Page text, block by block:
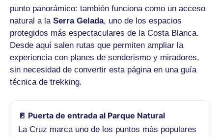
punto panorámico: también funciona como un acceso
natural a la Serra Gelada, uno de los espacios
protegidos más espectaculares de la Costa Blanca.
Desde aquí salen rutas que permiten ampliar la
experiencia con planes de senderismo y miradores,
sin necesidad de convertir esta página en una guía
técnica de trekking.
🚪 Puerta de entrada al Parque Natural
La Cruz marca uno de los puntos más populares